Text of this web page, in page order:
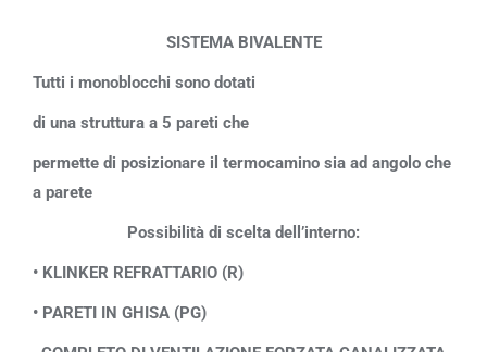
SISTEMA BIVALENTE
Tutti i monoblocchi sono dotati
di una struttura a 5 pareti che
permette di posizionare il termocamino sia ad angolo che
a parete
Possibilità di scelta dell’interno:
• KLINKER REFRATTARIO (R)
• PARETI IN GHISA (PG)